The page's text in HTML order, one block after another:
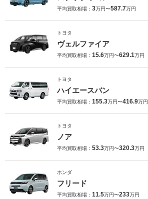
平均買取相場： 3万円〜587.7万円
トヨタ
ヴェルファイア
平均買取相場： 15.6万円〜629.1万円
トヨタ
ハイエースバン
平均買取相場： 155.3万円〜416.9万円
トヨタ
ノア
平均買取相場： 53.3万円〜320.3万円
ホンダ
フリード
平均買取相場： 11.5万円〜233万円